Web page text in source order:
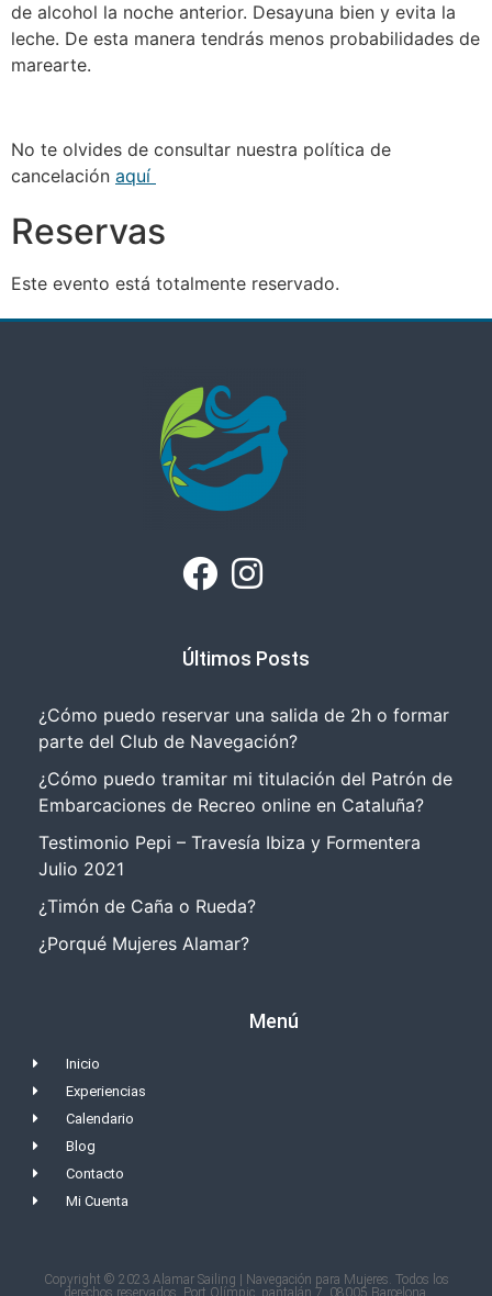
de alcohol la noche anterior. Desayuna bien y evita la
leche. De esta manera tendrás menos probabilidades de
marearte.
No te olvides de consultar nuestra política de
cancelación aquí
Reservas
Este evento está totalmente reservado.
Últimos Posts
¿Cómo puedo reservar una salida de 2h o formar
parte del Club de Navegación?
¿Cómo puedo tramitar mi titulación del Patrón de
Embarcaciones de Recreo online en Cataluña?
Testimonio Pepi – Travesía Ibiza y Formentera
Julio 2021
¿Timón de Caña o Rueda?
¿Porqué Mujeres Alamar?
Menú
Inicio
Experiencias
Calendario
Blog
Contacto
Mi Cuenta
Copyright © 2023 Alamar Sailing | Navegación para Mujeres. Todos los